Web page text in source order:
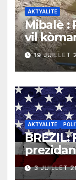
AKTYALITE
Mibalè :
vil
yo
19 JUILLET
AKTYALITE
BREZIL:
mande
3 JUILLET